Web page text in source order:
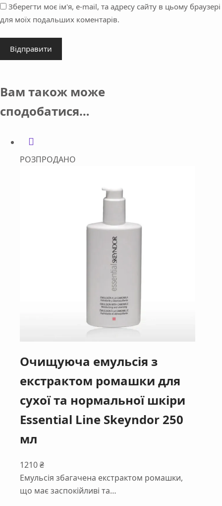
Зберегти моє ім'я, e-mail, та адресу сайту в цьому браузері
для моїх подальших коментарів.
Відправити
Вам також може
сподобатися…
РОЗПРОДАНО
Очищуюча емульсія з
екстрактом ромашки для
сухої та нормальної шкіри
Essential Line Skeyndor 250
мл
1210₴
Емульсія збагачена екстрактом ромашки,
що має заспокійливі та…